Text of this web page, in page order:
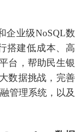
企业级NoSQL数
搭建低成本、高
台，帮助民生银
数据挑战，完善
管理系统，以及